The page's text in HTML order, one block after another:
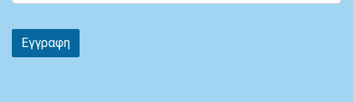
Εγγραφη